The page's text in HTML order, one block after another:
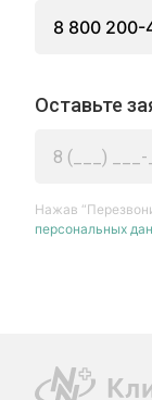
8 800 200-
Оставьте
Нажав
персональных